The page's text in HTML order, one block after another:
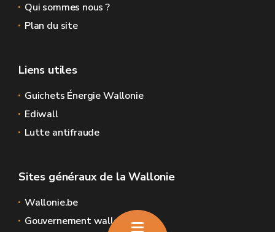
Qui sommes nous ?
Plan du site
Liens utiles
Guichets Énergie Wallonie
Ediwall
Lutte antifraude
Sites généraux de la Wallonie
Wallonie.be
Gouvernement wallon